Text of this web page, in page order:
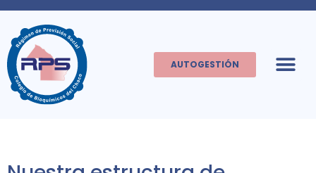
AUTOGESTIÓN